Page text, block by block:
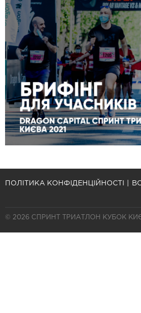
ПОЛІТИКА КОНФІДЕНЦІЙНОСТІ
© 2026 СПРИНТ ТРИАТЛОН КУБОК